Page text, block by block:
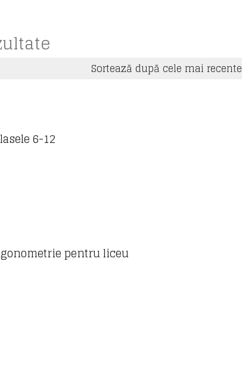
latestSortează după cele mai recente
6-12
pentru liceu